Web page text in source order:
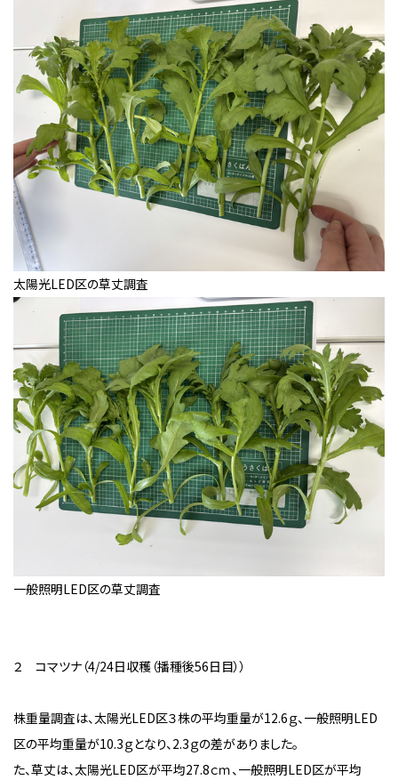
太陽光LED区の草丈調査
一般照明LED区の草丈調査
２ コマツナ（4/24日収穫（播種後56日目））
株重量調査は、太陽光LED区３株の平均重量が12.6ｇ、一般照明LED
区の平均重量が10.3ｇとなり、 2.3ｇの差がありました。
た、草丈は、太陽光LED区が平均27.8ｃｍ、一般照明LED区が平均